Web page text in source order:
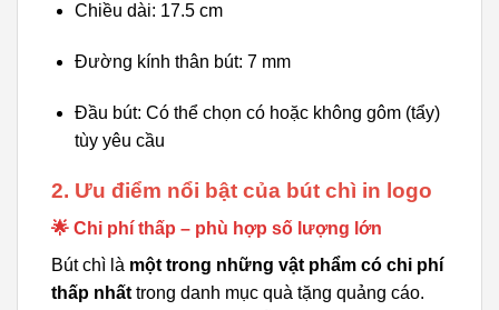
Chiều dài: 17.5 cm
Đường kính thân bút: 7 mm
Đầu bút: Có thể chọn có hoặc không gôm (tẩy)
tùy yêu cầu
2. Ưu điểm nổi bật của bút chì in logo
🌟 Chi phí thấp – phù hợp số lượng lớn
Bút chì là một trong những vật phẩm có chi phí
thấp nhấttrong danh mục quà tặng quảng cáo.